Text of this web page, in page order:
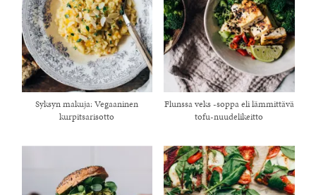
Syksyn makuja: Vegaaninen
kurpitsarisotto
Flunssa veks -soppa eli lämmittävä
tofu-nuudelikeitto